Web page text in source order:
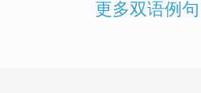
更多双语例句